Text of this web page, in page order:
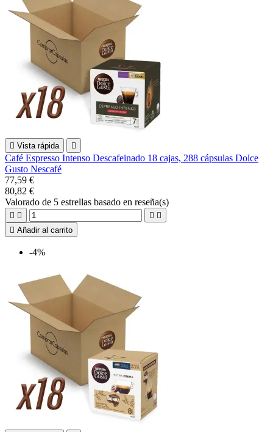
 Vista rápida 
Café Espresso Intenso Descafeinado 18 cajas, 288 cápsulas Dolce
Gusto Nescafé
77,59 €
80,82 €
Valorado de 5 estrellas basado en reseña(s)
   
 Añadir al carrito
-4%